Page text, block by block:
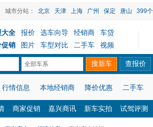
城市分站： 北京 天津 上海 广州 保定 唐山 399
大全 报价 选车向导 经销商
车贷
促销
图片 车型对比 二手车 视频
全部车系
行情信息 本地经销商 降价优惠 二手车
商家促销 嘉兴商讯 新车实拍 试驾评测